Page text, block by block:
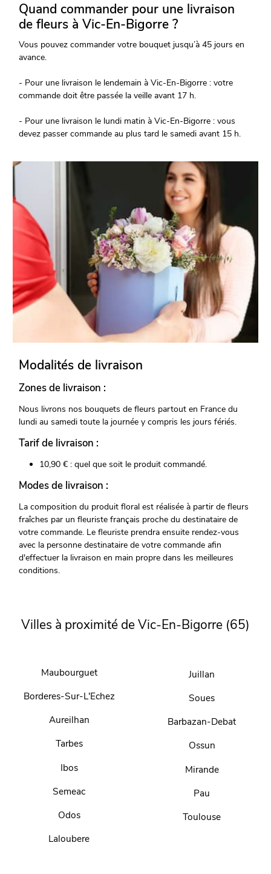
Quand commander pour une livraison
de fleurs à Vic-En-Bigorre ?
Vous pouvez commander votre bouquet jusqu’à 45 jours en
avance.
- Pour une livraison le lendemain à Vic-En-Bigorre : votre
commande doit être passée la veille avant 17 h.
- Pour une livraison le lundi matin à Vic-En-Bigorre : vous
devez passer commande au plus tard le samedi avant 15 h.
Modalités de livraison
Zones de livraison :
Nous livrons nos bouquets de fleurs partout en France du
lundi au samedi toute la journée y compris les jours fériés.
Tarif de livraison :
10,90 € : quel que soit le produit commandé.
Modes de livraison :
La composition du produit floral est réalisée à partir de fleurs
fraîches par un fleuriste français proche du destinataire de
votre commande. Le fleuriste prendra ensuite rendez-vous
avec la personne destinataire de votre commande afin
d'effectuer la livraison en main propre dans les meilleures
conditions.
Villes à proximité de Vic-En-Bigorre (65)
Maubourguet
Borderes-Sur-L'Echez
Aureilhan
Tarbes
Ibos
Semeac
Odos
Laloubere
Juillan
Soues
Barbazan-Debat
Ossun
Mirande
Pau
Toulouse